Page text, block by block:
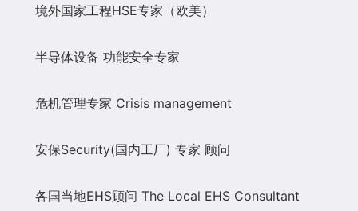
境外国家工程HSE专家（欧美）
半导体设备 功能安全专家
危机管理专家 Crisis management
安保Security(国内工厂) 专家 顾问
各国当地EHS顾问 The Local EHS Consultant